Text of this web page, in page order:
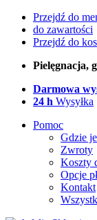
Przejdź do
do zawartości
Przejdź do
Pielęgnacja,
Darmowa
24 h Wysyłka
Pomoc
Gdzie
Zwroty
Koszty
Opcje
Kontakt